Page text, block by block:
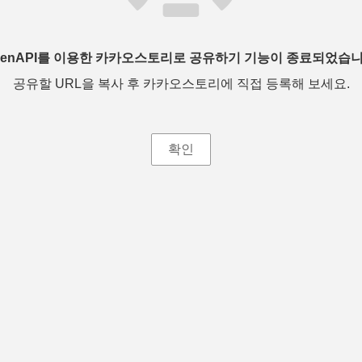
를 이용한 카카오스토리로 공유하기 기능이 종료되었습
공유할 URL을 복사 후 카카오스토리에 직접 등록해 보세요.
확인